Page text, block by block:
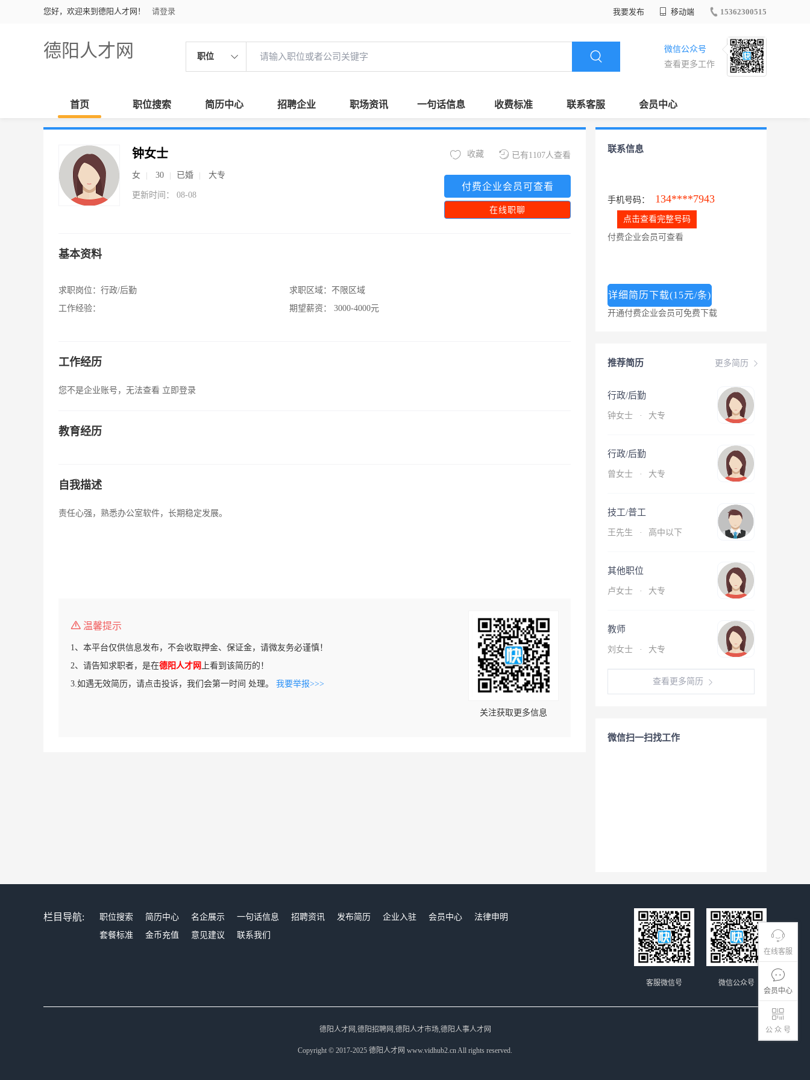
您好，欢迎来到德阳人才网！ 请登录 我要发布 移动端 15362300515
德阳人才网 职位
微信公众号
查看更多工作
首页 职位搜索 简历中心 招聘企业 职场资讯 一句话信息 收费标准 联系客服 会员中心
在线客服
会员中心
公 众 号
钟女士
女 30 已婚 大专
更新时间： 08-08
已有1107人查看
收藏
付费企业会员可查看
在线职聊
基本资料
求职岗位： 行政/后勤
工作经验：
求职区域： 不限区域
期望薪资：
3000-4000元
工作经历
您不是企业账号，无法查看 立即登录
教育经历
自我描述
责任心强，熟悉办公室软件，长期稳定发展。
温馨提示
1、本平台仅供信息发布，不会收取押金、保证金，请微友务必谨慎！
2、请告知求职者，是在德阳人才网 上看到该简历的！
3.如遇无效简历，请点击投诉，我们会第一时间 处理。 我要举报>>>
关注获取更多信息
联系信息
手机号码： 134****7943
点击查看完整号码
付费企业会员可查看
详细简历下载(15元/条)
开通付费企业会员可免费下载
更多简历
推荐简历
行政/后勤
钟女士 · 大专
行政/后勤
曾女士 · 大专
技工/普工
王先生 · 高中以下
其他职位
卢女士 · 大专
教师
刘女士 · 大专
查看更多简历
微信扫一扫找工作
栏目导航: 职位搜索 简历中心 名企展示 一句话信息 招聘资讯 发布简历 企业入驻 会员中心
法律申明
套餐标准
金币充值 意见建议 联系我们
微信公众号
客服微信号
德阳人才网,德阳招聘网,德阳人才市场,德阳人事人才网
Copyright © 2017-2025 德阳人才网 www.vidhub2.cn All rights reserved.